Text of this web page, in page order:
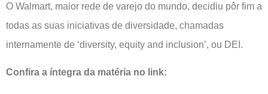
O Walmart, maior rede de varejo do mundo, decidiu pôr fim a
todas as suas iniciativas de diversidade, chamadas
internamente de ‘diversity, equity and inclusion’, ou DEI.
Confira a íntegra da matéria no link: